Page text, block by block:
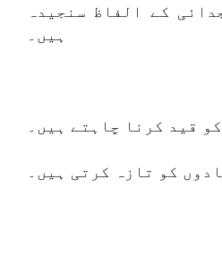
کے الفاظ سنجیدہ
ہیں۔
قید کرنا چاہتے ہیں۔
کو تازہ کرتی ہیں۔